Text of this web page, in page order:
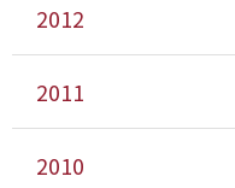
2012
2011
2010